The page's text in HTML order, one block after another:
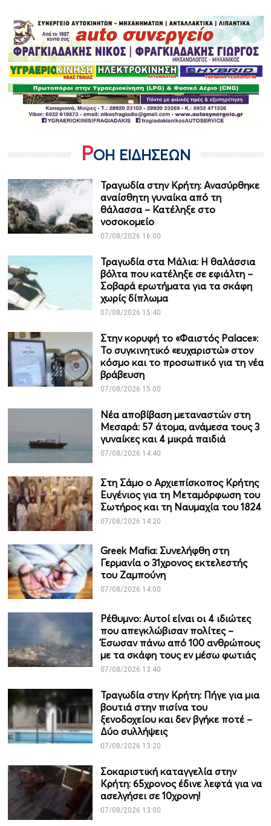
ΡΟΗ ΕΙΔΗΣΕΩΝ
Τραγωδία στην Κρήτη: Ανασύρθηκε
αναίσθητη γυναίκα από τη
θάλασσα – Κατέληξε στο
νοσοκομείο
07/08/2026 16:00
Τραγωδία στα Μάλια: Η θαλάσσια
βόλτα που κατέληξε σε εφιάλτη –
Σοβαρά ερωτήματα για τα σκάφη
χωρίς δίπλωμα
07/08/2026 15:40
Στην κορυφή το «Φαιστός Palace»:
Το συγκινητικό «ευχαριστώ» στον
κόσμο και το προσωπικό για τη νέα
βράβευση
07/08/2026 15:00
Νέα αποβίβαση μεταναστών στη
Μεσαρά: 57 άτομα, ανάμεσα τους 3
γυναίκες και 4 μικρά παιδιά
07/08/2026 14:40
Στη Σάμο ο Αρχιεπίσκοπος Κρήτης
Ευγένιος για τη Μεταμόρφωση του
Σωτήρος και τη Ναυμαχία του 1824
07/08/2026 14:20
Greek Mafia: Συνελήφθη στη
Γερμανία ο 31χρονος εκτελεστής
του Ζαμπούνη
07/08/2026 14:00
Ρέθυμνο: Αυτοί είναι οι 4 ιδιώτες
που απεγκλώβισαν πολίτες –
Έσωσαν πάνω από 100 ανθρώπους
με τα σκάφη τους εν μέσω φωτιάς
07/08/2026 13:40
Τραγωδία στην Κρήτη: Πήγε για μια
βουτιά στην πισίνα του
ξενοδοχείου και δεν βγήκε ποτέ –
Δύο συλλήψεις
07/08/2026 13:20
Σοκαριστική καταγγελία στην
Κρήτη: 65χρονος έδινε λεφτά για να
ασελγήσει σε 10χρονη!
07/08/2026 13:00